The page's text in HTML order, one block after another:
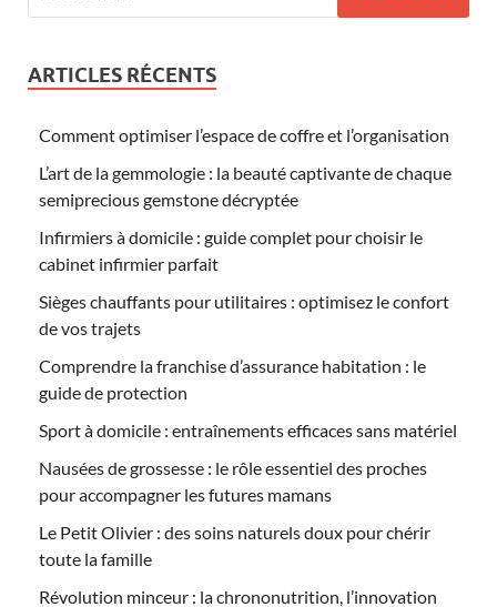
ARTICLES RÉCENTS
Comment optimiser l’espace de coffre et l’organisation
L’art de la gemmologie : la beauté captivante de chaque
semiprecious gemstone décryptée
Infirmiers à domicile : guide complet pour choisir le
cabinet infirmier parfait
Sièges chauffants pour utilitaires : optimisez le confort
de vos trajets
Comprendre la franchise d’assurance habitation : le
guide de protection
Sport à domicile : entraînements efficaces sans matériel
Nausées de grossesse : le rôle essentiel des proches
pour accompagner les futures mamans
Le Petit Olivier : des soins naturels doux pour chérir
toute la famille
Révolution minceur : la chrononutrition, l’innovation